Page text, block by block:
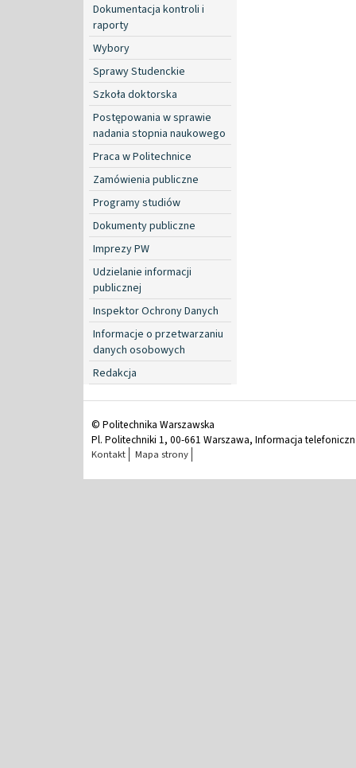
Dokumentacja kontroli i
raporty
Wybory
Sprawy Studenckie
Szkoła doktorska
Postępowania w sprawie
nadania stopnia naukowego
Praca w Politechnice
Zamówienia publiczne
Programy studiów
Dokumenty publiczne
Imprezy PW
Udzielanie informacji
publicznej
Inspektor Ochrony Danych
Informacje o przetwarzaniu
danych osobowych
Redakcja
© Politechnika Warszawska
Pl. Politechniki 1, 00-661 Warszawa, Informacja
Kontakt Mapa strony